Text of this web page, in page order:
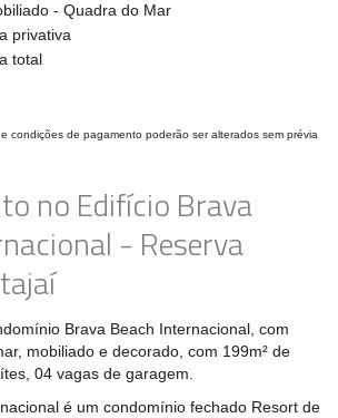
- Quadra do Mar
privativa
total
condições de pagamento poderão ser alterados sem prévia
no Edifício Brava
- Reserva
Brava Beach Internacional, com
mobiliado e decorado, com 199m² de
04 vagas de garagem.
é um condomínio fechado Resort de